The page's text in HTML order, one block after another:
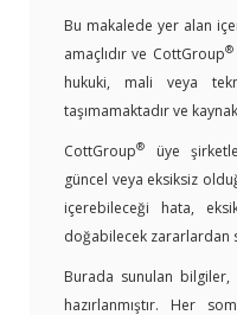
Bu makalede yer alan
amaçlıdır ve CottGroup®
hukuki, mali veya
taşımamaktadır ve
CottGroup®
üye
güncel veya eksiksiz
içerebileceği hata,
doğabilecek zararlardan
Burada sunulan bilgiler,
hazırlanmıştır. Her